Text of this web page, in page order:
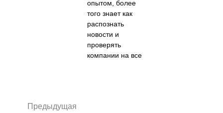
опытом, более
того знает как
распознать
новости и
проверять
компании на все
Предыдущая